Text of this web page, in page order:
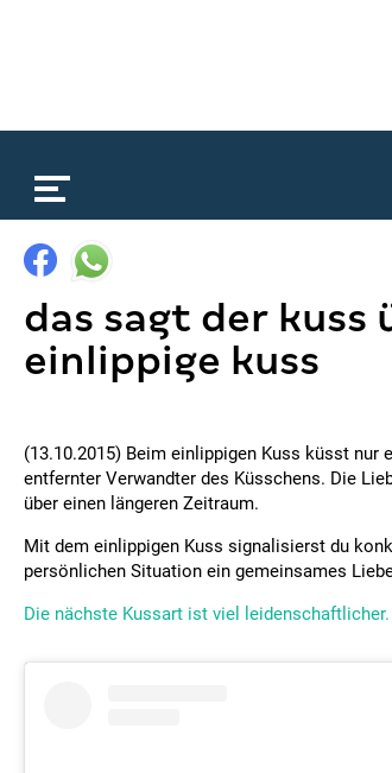
das sagt der kuss
einlippige kuss
(13.10.2015) Beim einlippigen Kuss küsst nur
entfernter Verwandter des Küsschens. Die
über einen längeren Zeitraum.
Mit dem einlippigen Kuss signalisierst du
persönlichen Situation ein gemeinsames
Die nächste Kussart ist viel leidenschaftlicher.